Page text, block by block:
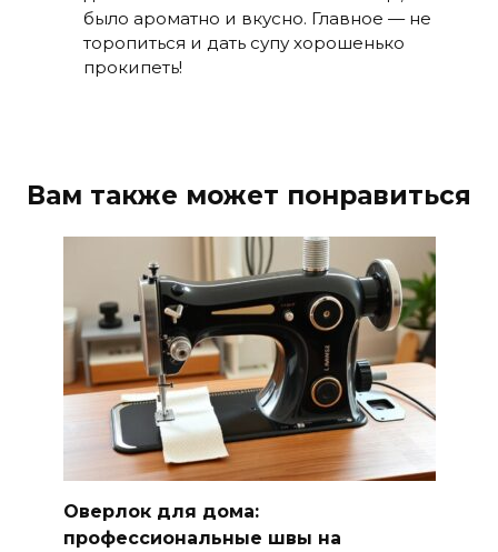
было ароматно и вкусно. Главное — не
торопиться и дать супу хорошенько
прокипеть!
Вам также может понравиться
Оверлок для дома:
профессиональные швы на